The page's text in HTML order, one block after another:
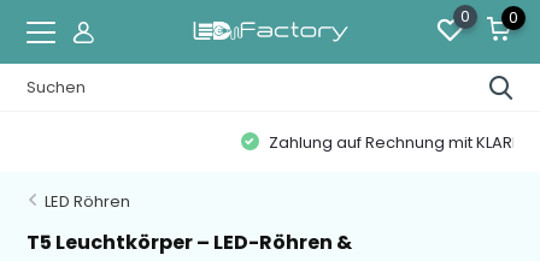
0 0
Zahlung auf Rechnung mit KLARNA
LED Röhren
T5 Leuchtkörper – LED-Röhren &